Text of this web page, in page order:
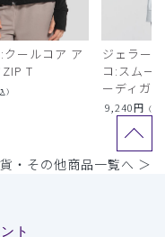
クールコア ア
T
）
ジェラー
コ:スムー
ーディガン
9,240円 （税
・その他商品一覧へ ＞
ト